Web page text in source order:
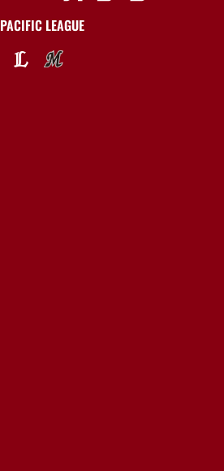
PACIFIC LEAGUE